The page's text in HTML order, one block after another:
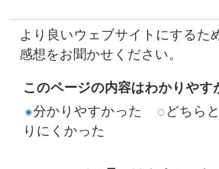
より良いウェブサイトにするた
感想をお聞かせください。
このページの内容はわかりやす
分かりやすかった
どちら
りにくかった